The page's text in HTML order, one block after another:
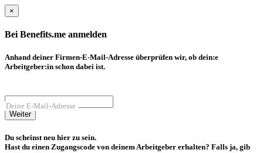
×
Bei Benefits.me anmelden
Anhand deiner Firmen-E-Mail-Adresse überprüfen wir, ob dein:e
Arbeitgeber:in schon dabei ist.
Deine E-Mail-Adresse
Weiter
Du scheinst neu hier zu sein.
Hast du einen Zugangscode von deinem Arbeitgeber erhalten? Falls ja, gib